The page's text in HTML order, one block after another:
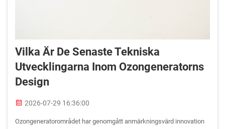
Vilka Är De Senaste Tekniska
Utvecklingarna Inom Ozongeneratorns
Design
2026-07-29 16:36:00
Ozongeneratorområdet har genomgått anmärkningsvärd innovation